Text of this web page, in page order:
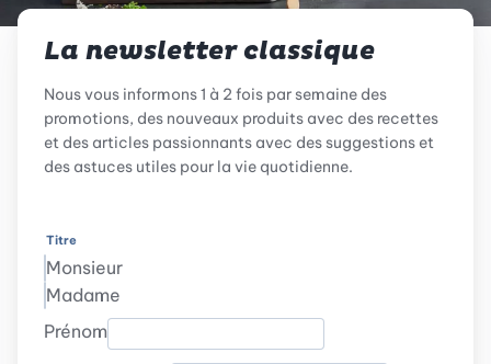
La newsletter classique
Nous vous informons 1 à 2 fois par semaine des
promotions, des nouveaux produits avec des recettes
et des articles passionnants avec des suggestions et
des astuces utiles pour la vie quotidienne.
Titre
Monsieur
Madame
Prénom